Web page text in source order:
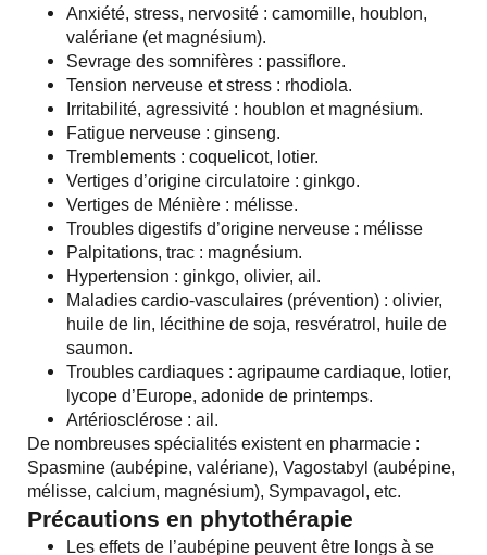
Anxiété, stress, nervosité : camomille, houblon,
valériane (et magnésium).
Sevrage des somnifères : passiflore.
Tension nerveuse et stress : rhodiola.
Irritabilité, agressivité : houblon et magnésium.
Fatigue nerveuse : ginseng.
Tremblements : coquelicot, lotier.
Vertiges d’origine circulatoire : ginkgo.
Vertiges de Ménière : mélisse.
Troubles digestifs d’origine nerveuse : mélisse
Palpitations, trac : magnésium.
Hypertension : ginkgo, olivier, ail.
Maladies cardio-vasculaires (prévention) : olivier,
huile de lin, lécithine de soja, resvératrol, huile de
saumon.
Troubles cardiaques : agripaume cardiaque, lotier,
lycope d’Europe, adonide de printemps.
Artériosclérose : ail.
De nombreuses spécialités existent en pharmacie :
Spasmine (aubépine, valériane), Vagostabyl (aubépine,
mélisse, calcium, magnésium), Sympavagol, etc.
Précautions en phytothérapie
Les effets de l’aubépine peuvent être longs à se